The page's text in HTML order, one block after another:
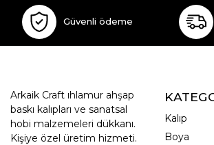
Güvenli ödeme
Arkaik Craft ıhlamur ahşap
baskı kalıpları ve sanatsal
hobi malzemeleri dükkanı.
Kişiye özel üretim hizmeti.
Kalıp
Boya